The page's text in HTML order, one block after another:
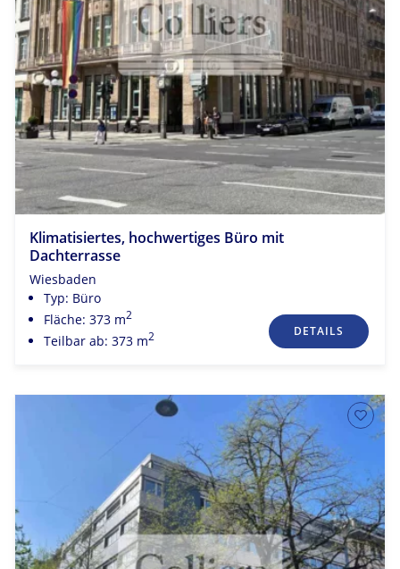
Klimatisiertes, hochwertiges Büro mit
Dachterrasse
Wiesbaden
Typ: Büro
Fläche: 373 m2
Teilbar ab: 373 m2 DETAILS